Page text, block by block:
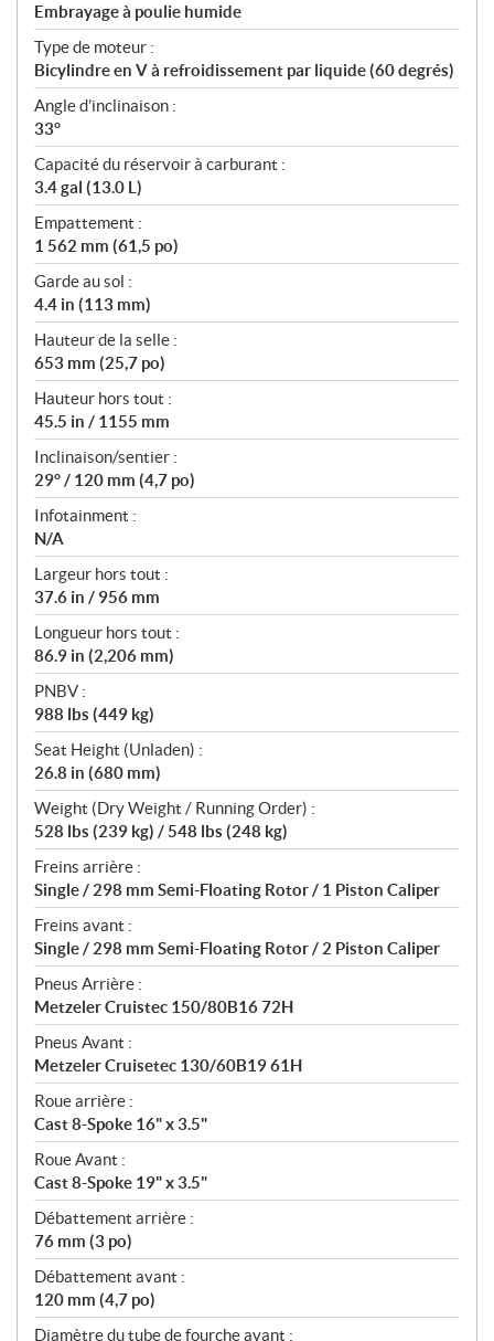
Embrayage à poulie humide
Type de moteur :
Bicylindre en V à refroidissement par liquide (60 degrés)
Angle d’inclinaison :
33°
Capacité du réservoir à carburant :
3.4 gal (13.0 L)
Empattement :
1 562 mm (61,5 po)
Garde au sol :
4.4 in (113 mm)
Hauteur de la selle :
653 mm (25,7 po)
Hauteur hors tout :
45.5 in / 1155 mm
Inclinaison/sentier :
29° / 120 mm (4,7 po)
Infotainment :
N/A
Largeur hors tout :
37.6 in / 956 mm
Longueur hors tout :
86.9 in (2,206 mm)
PNBV :
988 lbs (449 kg)
Seat Height (Unladen) :
26.8 in (680 mm)
Weight (Dry Weight / Running Order) :
528 lbs (239 kg) / 548 lbs (248 kg)
Freins arrière :
Single / 298 mm Semi-Floating Rotor / 1 Piston Caliper
Freins avant :
Single / 298 mm Semi-Floating Rotor / 2 Piston Caliper
Pneus Arrière :
Metzeler Cruistec 150/80B16 72H
Pneus Avant :
Metzeler Cruisetec 130/60B19 61H
Roue arrière :
Cast 8-Spoke 16" x 3.5"
Roue Avant :
Cast 8-Spoke 19" x 3.5"
Débattement arrière :
76 mm (3 po)
Débattement avant :
120 mm (4,7 po)
Diamètre du tube de fourche avant :